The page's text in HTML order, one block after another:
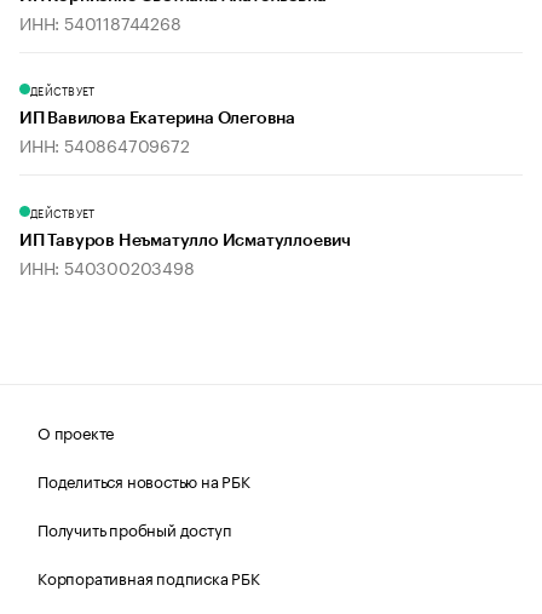
ИНН: 540118744268
ДЕЙСТВУЕТ
ИП Вавилова Екатерина Олеговна
ИНН: 540864709672
ДЕЙСТВУЕТ
ИП Тавуров Неъматулло Исматуллоевич
ИНН: 540300203498
О проекте
Поделиться новостью на РБК
Получить пробный доступ
Корпоративная подписка РБК